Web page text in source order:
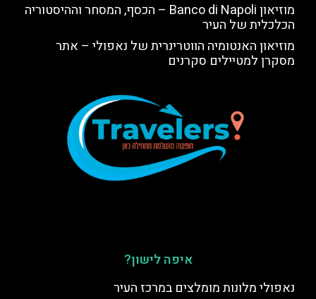
מוזיאון Banco di Napoli – הכסף, המסחר וההיסטוריה
הכלכלית של העיר
מוזיאון האנטומיה הווטרינרית של נאפולי – אתר
מסקרן למטיילים סקרנים
איפה לישון?
נאפולי מלונות מומלצים במרכז העיר